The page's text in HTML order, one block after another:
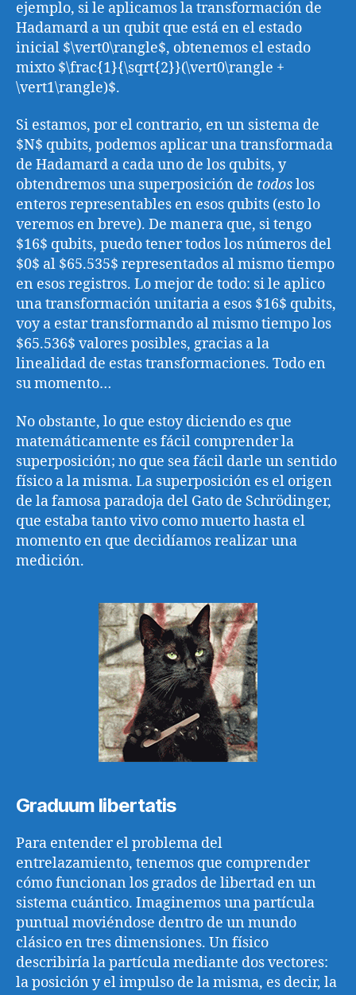
ejemplo, si le aplicamos la transformación de
Hadamard a un qubit que está en el estado
inicial $\vert0\rangle$, obtenemos el estado
mixto $\frac{1}{\sqrt{2}}(\vert0\rangle +
\vert1\rangle)$.
Si estamos, por el contrario, en un sistema de
$N$ qubits, podemos aplicar una transformada
de Hadamard a cada uno de los qubits, y
obtendremos una superposición de todoslos
enteros representables en esos qubits (esto lo
veremos en breve). De manera que, si tengo
$16$ qubits, puedo tener todos los números del
$0$ al $65.535$ representados al mismo tiempo
en esos registros. Lo mejor de todo: si le aplico
una transformación unitaria a esos $16$ qubits,
voy a estar transformando al mismo tiempo los
$65.536$ valores posibles, gracias a la
linealidad de estas transformaciones. Todo en
su momento…
No obstante, lo que estoy diciendo es que
matemáticamente es fácil comprender la
superposición; no que sea fácil darle un sentido
físico a la misma. La superposición es el origen
de la famosa paradoja del Gato de Schrödinger,
que estaba tanto vivo como muerto hasta el
momento en que decidíamos realizar una
medición.
Graduum libertatis
Para entender el problema del
entrelazamiento, tenemos que comprender
cómo funcionan los grados de libertad en un
sistema cuántico. Imaginemos una partícula
puntual moviéndose dentro de un mundo
clásico en tres dimensiones. Un físico
describiría la partícula mediante dos vectores:
la posición y el impulso de la misma, es decir, la